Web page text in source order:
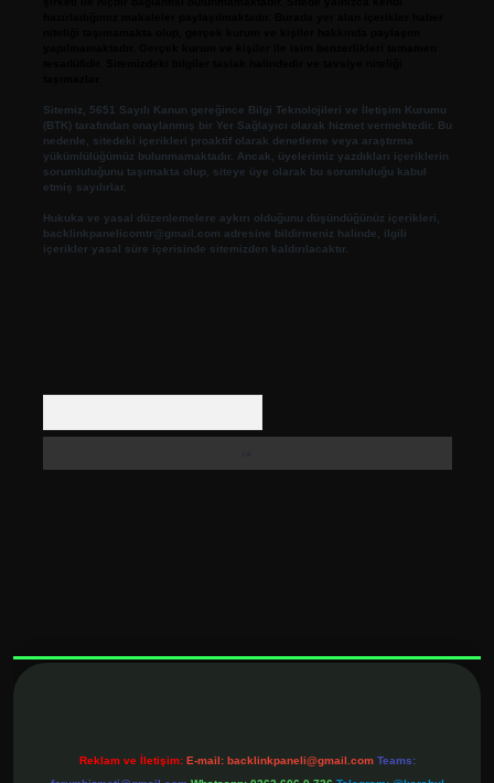
Sitemiz, 5651 Sayılı Kanun gereğince Bilgi Teknolojileri ve İletişim Kurumu
(BTK) tarafından onaylanmış bir Yer Sağlayıcı olarak hizmet vermektedir. Bu
nedenle, sitedeki içerikleri proaktif olarak denetleme veya araştırma
yükümlülüğümüz bulunmamaktadır. Ancak, üyelerimiz yazdıkları içeriklerin
sorumluluğunu taşımakta olup, siteye üye olarak bu sorumluluğu kabul
etmiş sayılırlar.
Hukuka ve yasal düzenlemelere aykırı olduğunu düşündüğünüz içerikleri,
backlinkpanelicomtr@gmail.com adresine bildirmeniz halinde, ilgili
içerikler yasal süre içerisinde sitemizden kaldırılacaktır.
Reklam ve İletişim: E-mail: backlinkpaneli@gmail.com Teams: